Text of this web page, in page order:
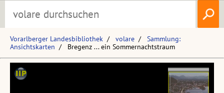
Vorarlberger Landesbibliothek volare
Sammlung:
Ansichtskarten
Bregenz ... ein Sommernachtstraum